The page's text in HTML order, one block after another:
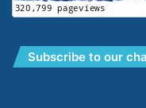
Subscribe to our